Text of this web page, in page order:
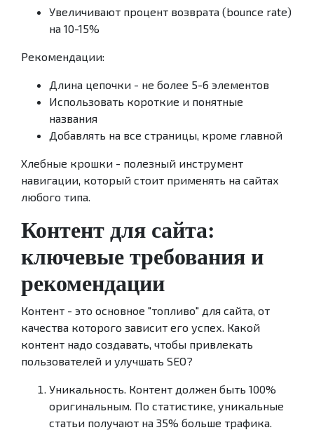
Увеличивают процент возврата (bounce rate)
на 10-15%
Рекомендации:
Длина цепочки - не более 5-6 элементов
Использовать короткие и понятные
названия
Добавлять на все страницы, кроме главной
Хлебные крошки - полезный инструмент
навигации, который стоит применять на сайтах
любого типа.
Контент для сайта:
ключевые требования и
рекомендации
Контент - это основное "топливо" для сайта, от
качества которого зависит его успех. Какой
контент надо создавать, чтобы привлекать
пользователей и улучшать SEO?
Уникальность. Контент должен быть 100%
оригинальным. По статистике, уникальные
статьи получают на 35% больше трафика.